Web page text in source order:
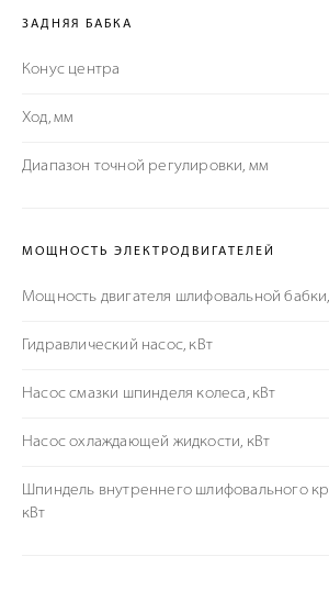
ЗАДНЯЯ БАБКА
Конус центра
Ход, мм
Диапазон точной регулировки, мм
МОЩНОСТЬ ЭЛЕКТРОДВИГАТЕЛЕЙ
Мощность двигателя шлифовальной
Гидравлический насос, кВт
Насос смазки шпинделя колеса, кВт
Насос охлаждающей жидкости, кВт
Шпиндель внутреннего шлифовального
кВт